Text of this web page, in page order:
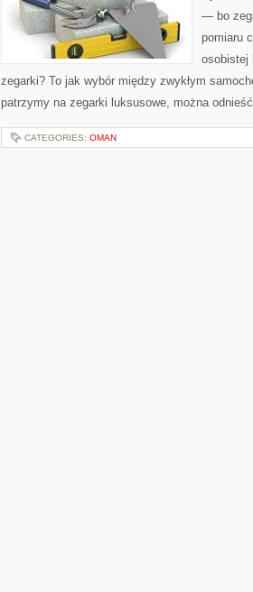
— bo
pomiaru
osobistej
zegarki? To jak wybór między zwykłym
patrzymy na zegarki luksusowe, można
CATEGORIES: OMAN